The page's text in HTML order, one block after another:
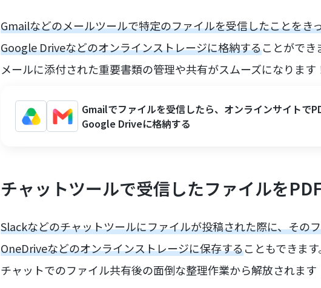
Gmailなどのメールツールで特定のファイルを受信したことをき
Google Driveなどのオンラインストレージに格納することができ
メールに添付された重要書類の管理や共有がスムーズになります
Gmailでファイルを受信したら、オンラインサイトで
Google Driveに格納する
チャットツールで受信したファイルを
Slackなどのチャットツールにファイルが投稿された際に、その
OneDriveなどのオンラインストレージに保存することもできます
チャットでのファイル共有後の面倒な整理作業から解放されます